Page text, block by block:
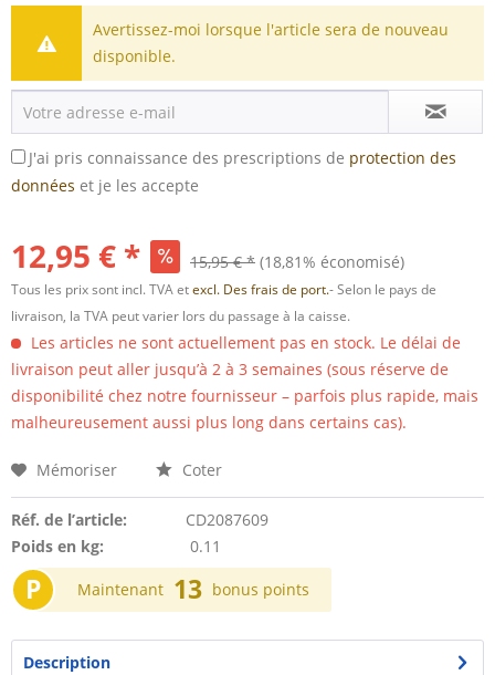
Avertissez-moi lorsque l'article sera de nouveau
disponible.
J'ai pris connaissance des prescriptions de protection des
données et je les accepte
12,95 € * 15,95 € * (18,81% économisé)
Tous les prix sont incl. TVA etexcl. Des frais de port.- Selon le pays de
livraison, la TVA peut varier lors du passage à la caisse.
Les articles ne sont actuellement pas en stock. Le délai de
livraison peut aller jusqu’à 2 à 3 semaines (sous réserve de
disponibilité chez notre fournisseur – parfois plus rapide, mais
malheureusement aussi plus long dans certains cas).
Mémoriser Coter
Réf. de l’article:
CD2087609
Poids en kg:
0.11
P Maintenant 13 bonus points
Description